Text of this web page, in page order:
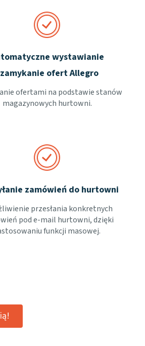
wystawianie
ofert Allegro
ofertami na podstawie stanów
magazynowych hurtowni.
zamówień do hurtowni
przesłania konkretnych
pod e-mail hurtowni, dzięki
funkcji masowej.